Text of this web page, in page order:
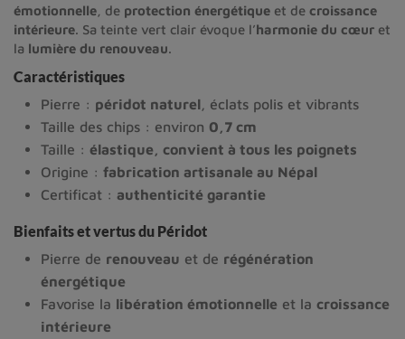
émotionnelle , de protection énergétique et de croissance
intérieure. Sa teinte vert clair évoque l’harmonie du cœur et
la lumière du renouveau.
Caractéristiques
Pierre : péridot naturel , éclats polis et vibrants
Taille des chips : environ 0,7 cm
Taille : élastique, convient à tous les poignets
Origine : fabrication artisanale au Népal
Certificat : authenticité garantie
Bienfaits et vertus du Péridot
Pierre de renouveau et de régénération
énergétique
Favorise la libération émotionnelle et la croissance
intérieure